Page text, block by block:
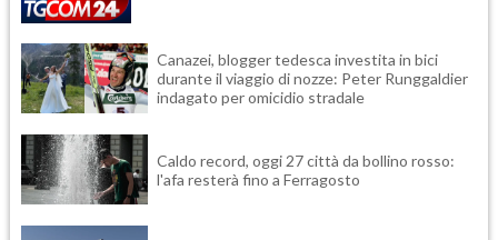
Canazei, blogger tedesca investita in bici
durante il viaggio di nozze: Peter Runggaldier
indagato per omicidio stradale
Caldo record, oggi 27 città da bollino rosso:
l'afa resterà fino a Ferragosto